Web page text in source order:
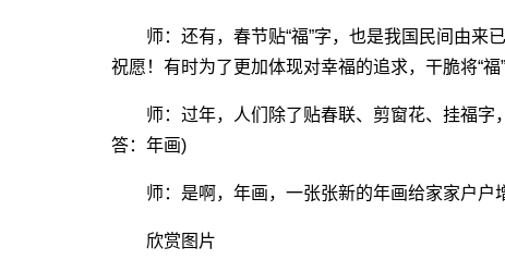
师：还有，春节贴“福”字，也是我国民间由来
祝愿！有时为了更加体现对幸福的追求，干脆将“福
师：过年，人们除了贴春联、剪窗花、挂福字
答：年画)
师：是啊，年画，一张张新的年画给家家户户
欣赏图片